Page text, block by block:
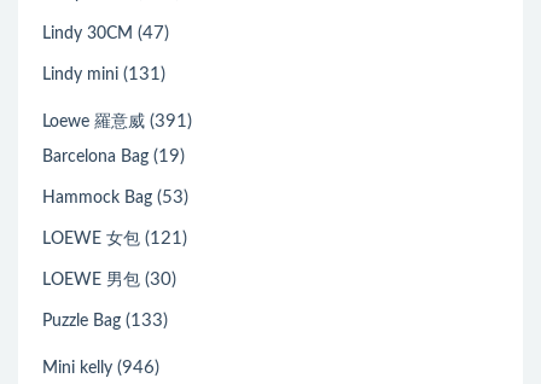
Lindy 30CM (47)
Lindy mini (131)
Loewe 羅意威 (391)
Barcelona Bag (19)
Hammock Bag (53)
LOEWE 女包 (121)
LOEWE 男包 (30)
Puzzle Bag (133)
Mini kelly (946)